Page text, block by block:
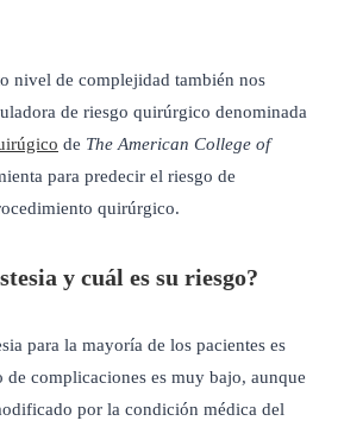
nivel de complejidad también nos
de riesgo quirúrgico denominada
de The American College of
para predecir el riesgo de
quirúrgico.
y cuál es su riesgo?
para la mayoría de los pacientes es
de complicaciones es muy bajo, aunque
por la condición médica del